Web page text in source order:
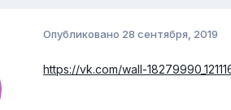
Опубликовано 28 сентября, 2019
https://vk.com/wall-